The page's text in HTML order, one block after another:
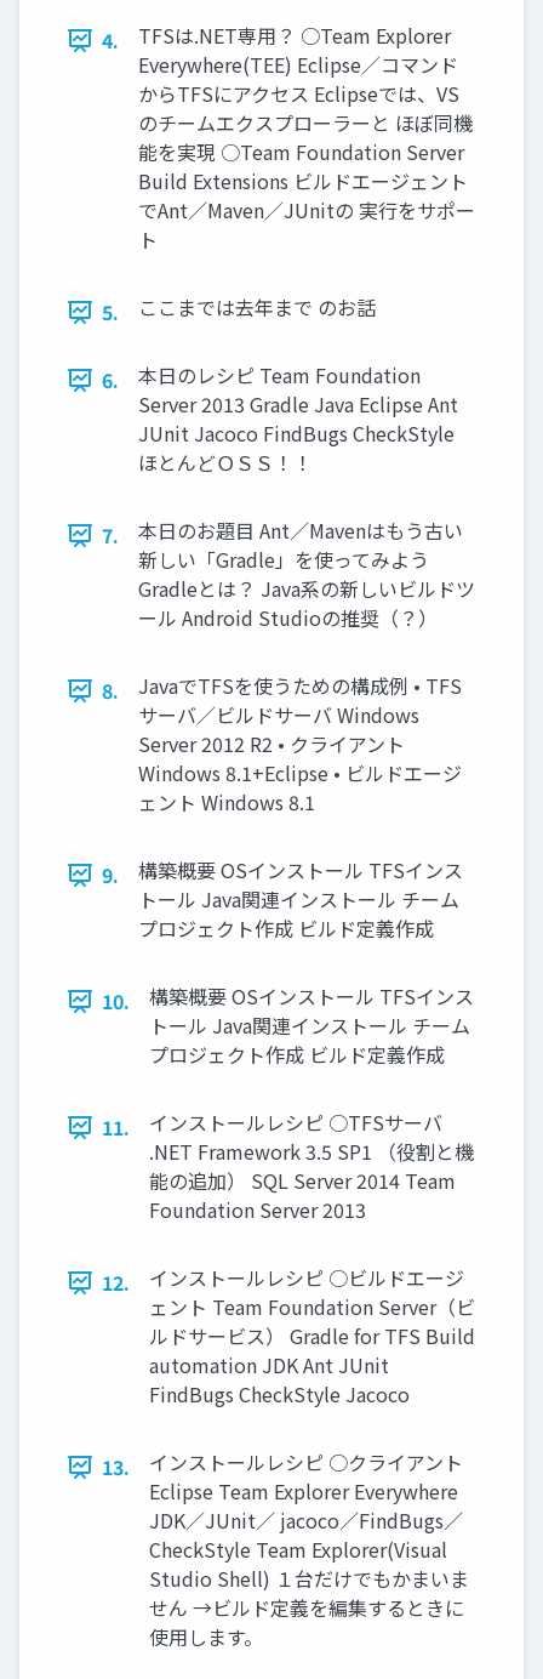
4.
TFSは.NET専用？ ○Team Explorer
Everywhere(TEE) Eclipse／コマンド
からTFSにアクセス Eclipseでは、VS
のチームエクスプローラーと ほぼ同機
能を実現 ○Team Foundation Server
Build Extensions ビルドエージェント
でAnt／Maven／JUnitの 実行をサポー
ト
5. ここまでは去年まで のお話
6.
本日のレシピ Team Foundation
Server 2013 Gradle Java Eclipse Ant
JUnit Jacoco FindBugs CheckStyle
ほとんどＯＳＳ！！
7.
本日のお題目 Ant／Mavenはもう古い
新しい「Gradle」を使ってみよう
Gradleとは？ Java系の新しいビルドツ
ール Android Studioの推奨（？）
8.
JavaでTFSを使うための構成例 • TFS
サーバ／ビルドサーバ Windows
Server 2012 R2 • クライアント
Windows 8.1+Eclipse • ビルドエージ
ェント Windows 8.1
9.
構築概要 OSインストール TFSインス
トール Java関連インストール チーム
プロジェクト作成 ビルド定義作成
10.
構築概要 OSインストール TFSインス
トール Java関連インストール チーム
プロジェクト作成 ビルド定義作成
11.
インストールレシピ ○TFSサーバ
.NET Framework 3.5 SP1 （役割と機
能の追加） SQL Server 2014 Team
Foundation Server 2013
12.
インストールレシピ ○ビルドエージ
ェント Team Foundation Server（ビ
ルドサービス） Gradle for TFS Build
automation JDK Ant JUnit
FindBugs CheckStyle Jacoco
13.
インストールレシピ ○クライアント
Eclipse Team Explorer Everywhere
JDK／JUnit／ jacoco／FindBugs／
CheckStyle Team Explorer(Visual
Studio Shell) １台だけでもかまいま
せん →ビルド定義を編集するときに
使用します。